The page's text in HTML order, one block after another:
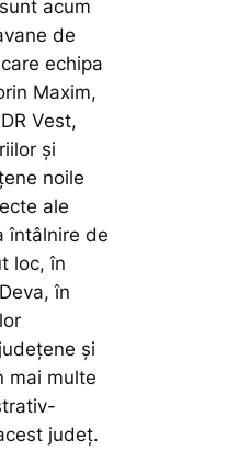
acum
de
echipa
Maxim,
Vest,
și
noile
ale
întâlnire de
loc, în
în
și
mai multe
județ.